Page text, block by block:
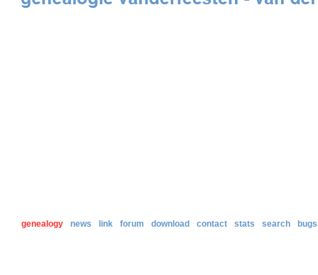
genealogy news link forum download contact stats search bugs